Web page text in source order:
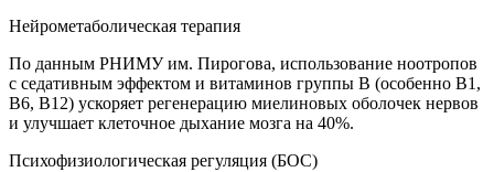
Нейрометаболическая терапия
По данным РНИМУ им. Пирогова, использование ноотропов
с седативным эффектом и витаминов группы B (особенно B1,
B6, B12) ускоряет регенерацию миелиновых оболочек нервов
и улучшает клеточное дыхание мозга на 40%.
Психофизиологическая регуляция (БОС)